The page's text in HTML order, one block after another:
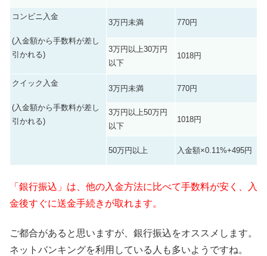
コンビニ入金
(入金額から手数料が差し
引かれる)
3万円未満 770円
3万円以上30万円
以下
1018円
クイック入金
(入金額から手数料が差し
引かれる)
3万円未満 770円
3万円以上50万円
以下
1018円
50万円以上 入金額×0.11%+495円
「銀行振込」は、他の入金方法に比べて手数料が安く
、入
金後すぐに送金手続きが取れます。
ご都合があると思いますが、銀行振込をオススメします。
ネットバンキングを利用している人も多いようですね。